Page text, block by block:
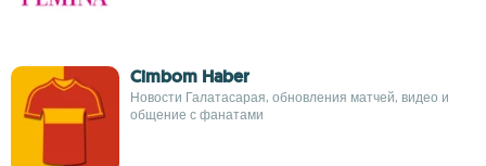
Cimbom Haber
Новости Галатасарая, обновления матчей, видео и
общение с фанатами